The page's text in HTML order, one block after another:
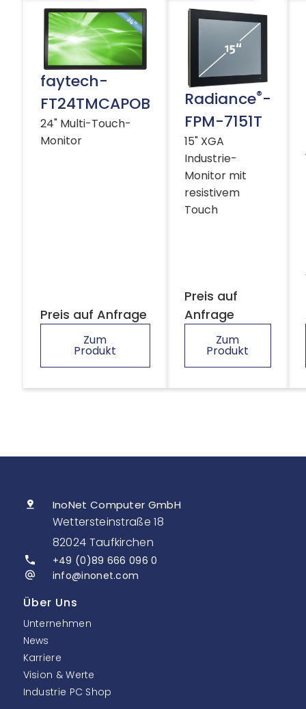
faytech-
FT24TMCAPOB
24" Multi-Touch-
Monitor
Preis auf Anfrage
Zum
Produkt
Radiance®-
FPM-7151T
15" XGA
Industrie-
Monitor mit
resistivem
Touch
Preis auf
Anfrage
Zum
Produkt
InoNet Computer GmbH
Wettersteinstraße 18
82024 Taufkirchen
+49 (0)89 666 096 0
info@inonet.com
Über Uns
Unternehmen
News
Karriere
Vision & Werte
Industrie PC Shop